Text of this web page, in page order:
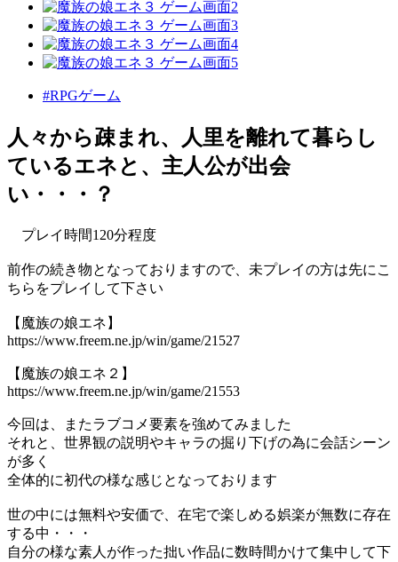
#RPGゲーム
人々から疎まれ、人里を離れて暮らし
ているエネと、主人公が出会
い・・・？
プレイ時間120分程度
前作の続き物となっておりますので、未プレイの方は先にこ
ちらをプレイして下さい
【魔族の娘エネ】
https://www.freem.ne.jp/win/game/21527
【魔族の娘エネ２】
https://www.freem.ne.jp/win/game/21553
今回は、またラブコメ要素を強めてみました
それと、世界観の説明やキャラの掘り下げの為に会話シーン
が多く
全体的に初代の様な感じとなっております
世の中には無料や安価で、在宅で楽しめる娯楽が無数に存在
する中・・・
自分の様な素人が作った拙い作品に数時間かけて集中して下